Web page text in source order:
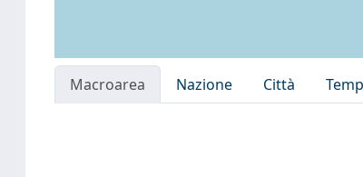
Macroarea Nazione Città